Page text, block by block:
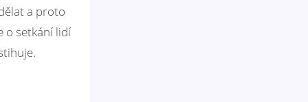
a proto
o setkání lidí